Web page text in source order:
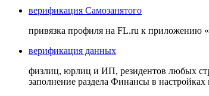
верификация Самозанятого
привязка профиля на FL.ru к приложению
верификация данных
физлиц, юрлиц и ИП, резидентов любых
заполнение раздела Финансы в